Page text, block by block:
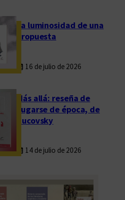
La luminosidad de una
propuesta
16 de julio de 2026
Más allá: reseña de
Fugarse de época, de
Rucovsky
14 de julio de 2026